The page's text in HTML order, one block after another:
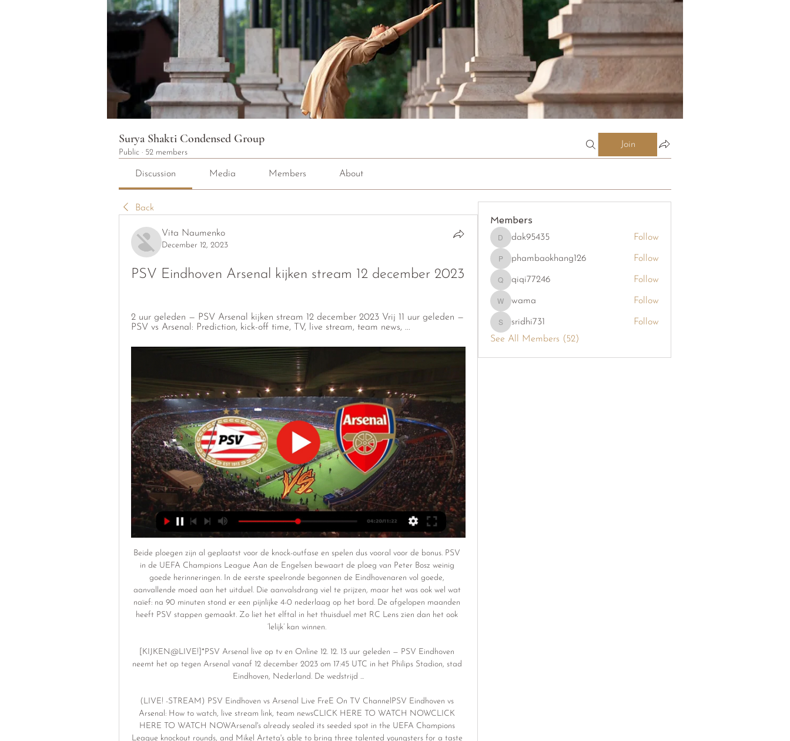
Surya Shakti Condensed Group
Public · 52 members
Join
Discussion Media Members About
Back
Vita Naumenko
December 12, 2023
PSV Eindhoven Arsenal kijken stream 12 december 2023
2 uur geleden — PSV Arsenal kijken stream 12 december 2023 Vrij 11 uur geleden —
PSV vs Arsenal: Prediction, kick-off time, TV, live stream, team news, ...
Beide ploegen zijn al geplaatst voor de knock-outfase en spelen dus vooral voor de bonus. PSV
in de UEFA Champions League Aan de Engelsen bewaart de ploeg van Peter Bosz weinig
goede herinneringen. In de eerste speelronde begonnen de Eindhovenaren vol goede,
aanvallende moed aan het uitduel. Die aanvalsdrang viel te prijzen, maar het was ook wel wat
naïef: na 90 minuten stond er een pijnlijke 4-0 nederlaag op het bord. De afgelopen maanden
heeft PSV stappen gemaakt. Zo liet het elftal in het thuisduel met RC Lens zien dan het ook
‘lelijk’ kan winnen.
[KIJKEN@LIVE!]*PSV Arsenal live op tv en Online 12. 12. 13 uur geleden — PSV Eindhoven
neemt het op tegen Arsenal vanaf 12 december 2023 om 17:45 UTC in het Philips Stadion, stad
Eindhoven, Nederland. De wedstrijd ...
(LIVE! -STREAM) PSV Eindhoven vs Arsenal Live FreE On TV ChannelPSV Eindhoven vs
Arsenal: How to watch, live stream link, team newsCLICK HERE TO WATCH NOWCLICK
HERE TO WATCH NOWArsenal's already sealed its seeded spot in the UEFA Champions
League knockout rounds, and Mikel Arteta's able to bring three talented youngsters for a taste
Members
dak95435
dak95435 Follow
phambaokhang126
phambaokhang126 Follow
qiqi77246
qiqi77246 Follow
wama
wama Follow
sridhi731
sridhi731
Follow
See All Members (52)